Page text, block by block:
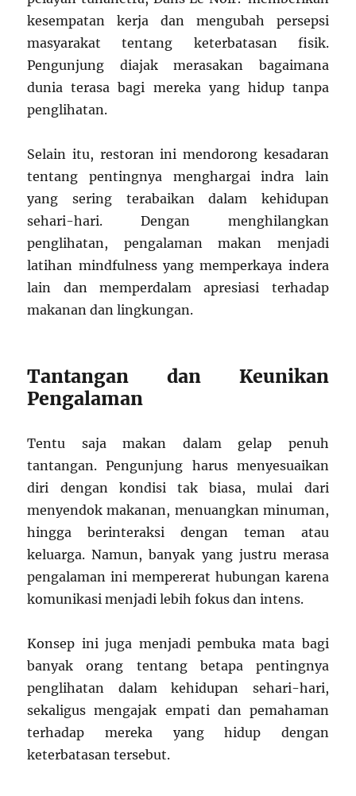
kesempatan kerja dan mengubah persepsi
masyarakat tentang keterbatasan fisik.
Pengunjung diajak merasakan bagaimana
dunia terasa bagi mereka yang hidup tanpa
penglihatan.
Selain itu, restoran ini mendorong kesadaran
tentang pentingnya menghargai indra lain
yang sering terabaikan dalam kehidupan
sehari-hari. Dengan menghilangkan
penglihatan, pengalaman makan menjadi
latihan mindfulness yang memperkaya indera
lain dan memperdalam apresiasi terhadap
makanan dan lingkungan.
Tantangan dan Keunikan
Pengalaman
Tentu saja makan dalam gelap penuh
tantangan. Pengunjung harus menyesuaikan
diri dengan kondisi tak biasa, mulai dari
menyendok makanan, menuangkan minuman,
hingga berinteraksi dengan teman atau
keluarga. Namun, banyak yang justru merasa
pengalaman ini mempererat hubungan karena
komunikasi menjadi lebih fokus dan intens.
Konsep ini juga menjadi pembuka mata bagi
banyak orang tentang betapa pentingnya
penglihatan dalam kehidupan sehari-hari,
sekaligus mengajak empati dan pemahaman
terhadap mereka yang hidup dengan
keterbatasan tersebut.